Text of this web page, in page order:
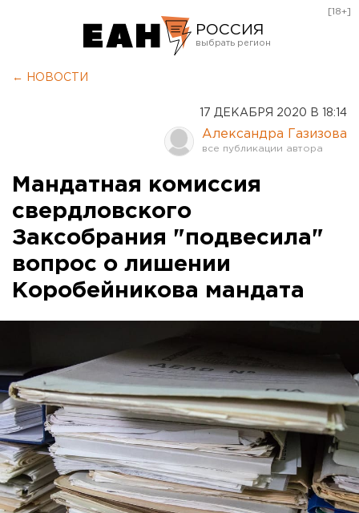
РОССИЯ
Оренбург
[18+]
← НОВОСТИ
17 ДЕКАБРЯ 2020 В 18:14
Александра Газизова
Мандатная комиссия
свердловского
Заксобрания "подвесила"
вопрос о лишении
Коробейникова мандата